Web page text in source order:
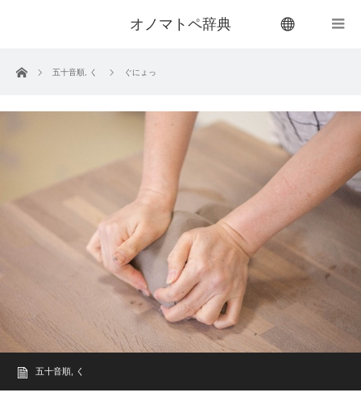
オノマトペ辞典
ホーム 五十音順 く ぐにょっ
五十音順 く